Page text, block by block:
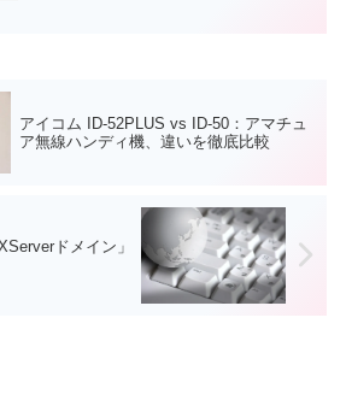
アイコム ID-52PLUS vs ID-50：アマチュ
ア無線ハンディ機、違いを徹底比較
ドメイン」